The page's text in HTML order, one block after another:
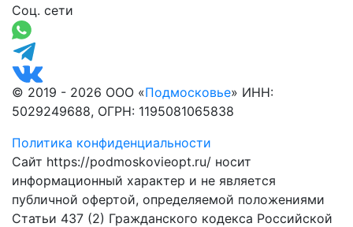
Соц. сети
© 2019 - 2026 ООО «Подмосковье» ИНН:
5029249688, ОГРН: 1195081065838
Политика конфиденциальности
Сайт https://podmoskovieopt.ru/ носит
информационный характер и не является
публичной офертой, определяемой положениями
Статьи 437 (2) Гражданского кодекса Российской